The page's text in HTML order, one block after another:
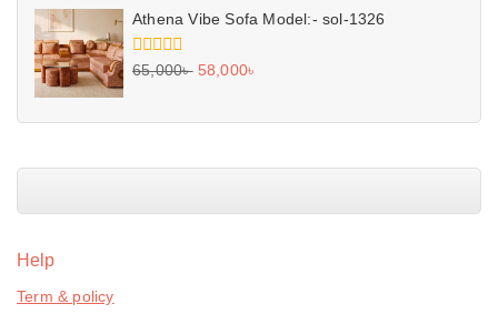
5
Athena Vibe Sofa Model:- sol-1326
0
5
65,000৳ 58,000৳
Help
Term & policy